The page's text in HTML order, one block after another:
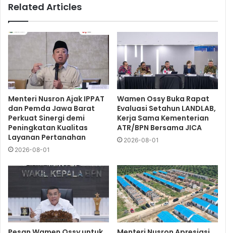
Related Articles
Menteri Nusron Ajak IPPAT
dan Pemda Jawa Barat
Perkuat Sinergi demi
Peningkatan Kualitas
Layanan Pertanahan
2026-08-01
Wamen Ossy Buka Rapat
Evaluasi Setahun LANDLAB,
Kerja Sama Kementerian
ATR/BPN Bersama JICA
2026-08-01